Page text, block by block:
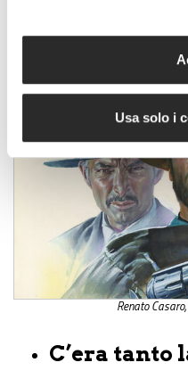
Usa solo i
Renato
C’era tanto